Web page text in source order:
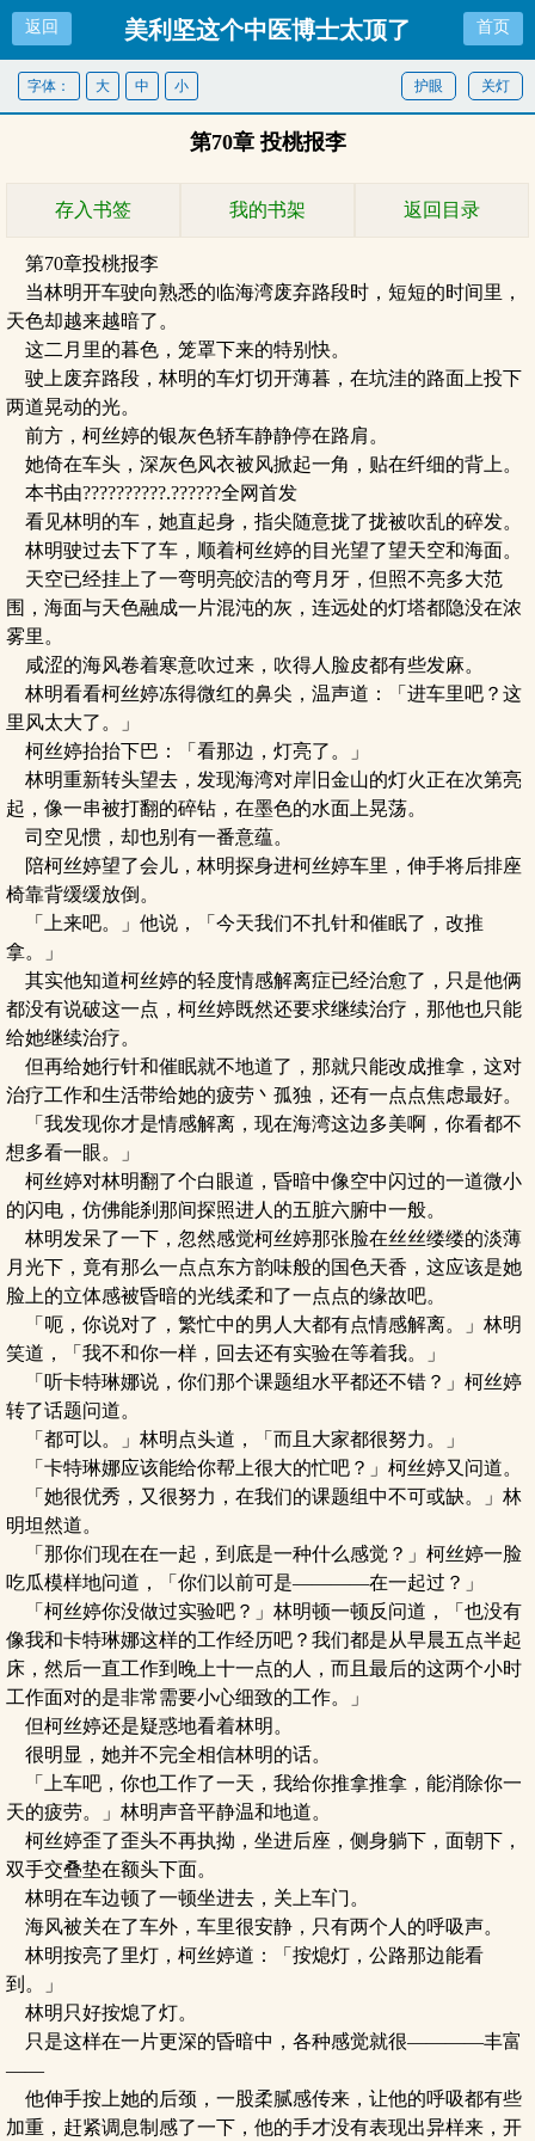
返回 美利坚这个中医博士太顶了 首页
关灯
护眼
字体： 大 中 小
第70章 投桃报李
存入书签 我的书架 返回目录
第70章投桃报李
当林明开车驶向熟悉的临海湾废弃路段时，短短的时间里，
天色却越来越暗了。
这二月里的暮色，笼罩下来的特别快。
驶上废弃路段，林明的车灯切开薄暮，在坑洼的路面上投下
两道晃动的光。
前方，柯丝婷的银灰色轿车静静停在路肩。
她倚在车头，深灰色风衣被风掀起一角，贴在纤细的背上。
本书由??????????.??????全网首发
看见林明的车，她直起身，指尖随意拢了拢被吹乱的碎发。
林明驶过去下了车，顺着柯丝婷的目光望了望天空和海面。
天空已经挂上了一弯明亮皎洁的弯月牙，但照不亮多大范
围，海面与天色融成一片混沌的灰，连远处的灯塔都隐没在浓
雾里。
咸涩的海风卷着寒意吹过来，吹得人脸皮都有些发麻。
林明看看柯丝婷冻得微红的鼻尖，温声道：「进车里吧？这
里风太大了。」
柯丝婷抬抬下巴：「看那边，灯亮了。」
林明重新转头望去，发现海湾对岸旧金山的灯火正在次第亮
起，像一串被打翻的碎钻，在墨色的水面上晃荡。
司空见惯，却也别有一番意蕴。
陪柯丝婷望了会儿，林明探身进柯丝婷车里，伸手将后排座
椅靠背缓缓放倒。
「上来吧。」他说，「今天我们不扎针和催眠了，改推
拿。」
其实他知道柯丝婷的轻度情感解离症已经治愈了，只是他俩
都没有说破这一点，柯丝婷既然还要求继续治疗，那他也只能
给她继续治疗。
但再给她行针和催眠就不地道了，那就只能改成推拿，这对
治疗工作和生活带给她的疲劳丶孤独，还有一点点焦虑最好。
「我发现你才是情感解离，现在海湾这边多美啊，你看都不
想多看一眼。」
柯丝婷对林明翻了个白眼道，昏暗中像空中闪过的一道微小
的闪电，仿佛能刹那间探照进人的五脏六腑中一般。
林明发呆了一下，忽然感觉柯丝婷那张脸在丝丝缕缕的淡薄
月光下，竟有那么一点点东方韵味般的国色天香，这应该是她
脸上的立体感被昏暗的光线柔和了一点点的缘故吧。
「呃，你说对了，繁忙中的男人大都有点情感解离。」林明
笑道，「我不和你一样，回去还有实验在等着我。」
「听卡特琳娜说，你们那个课题组水平都还不错？」柯丝婷
转了话题问道。
「都可以。」林明点头道，「而且大家都很努力。」
「卡特琳娜应该能给你帮上很大的忙吧？」柯丝婷又问道。
「她很优秀，又很努力，在我们的课题组中不可或缺。」林
明坦然道。
「那你们现在在一起，到底是一种什么感觉？」柯丝婷一脸
吃瓜模样地问道，「你们以前可是————在一起过？」
「柯丝婷你没做过实验吧？」林明顿一顿反问道，「也没有
像我和卡特琳娜这样的工作经历吧？我们都是从早晨五点半起
床，然后一直工作到晚上十一点的人，而且最后的这两个小时
工作面对的是非常需要小心细致的工作。」
但柯丝婷还是疑惑地看着林明。
很明显，她并不完全相信林明的话。
「上车吧，你也工作了一天，我给你推拿推拿，能消除你一
天的疲劳。」林明声音平静温和地道。
柯丝婷歪了歪头不再执拗，坐进后座，侧身躺下，面朝下，
双手交叠垫在额头下面。
林明在车边顿了一顿坐进去，关上车门。
海风被关在了车外，车里很安静，只有两个人的呼吸声。
林明按亮了里灯，柯丝婷道：「按熄灯，公路那边能看
到。」
林明只好按熄了灯。
只是这样在一片更深的昏暗中，各种感觉就很————丰富
——
他伸手按上她的后颈，一股柔腻感传来，让他的呼吸都有些
加重，赶紧调息制感了一下，他的手才没有表现出异样来，开